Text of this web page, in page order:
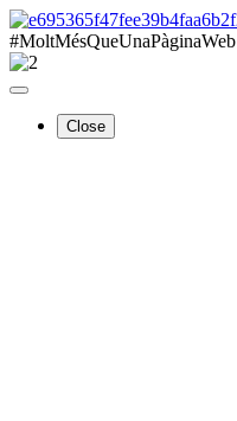
#MoltMésQueUnaPàginaWeb
Close